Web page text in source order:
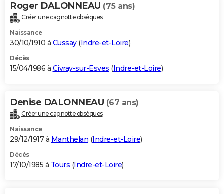
Roger DALONNEAU (75 ans)
Créer une cagnotte obsèques
Naissance
30/10/1910 à Cussay(Indre-et-Loire)
Décès
15/04/1986 à Civray-sur-Esves (Indre-et-Loire)
Denise DALONNEAU (67 ans)
Créer une cagnotte obsèques
Naissance
29/12/1917 à Manthelan (Indre-et-Loire)
Décès
17/10/1985 à Tours (Indre-et-Loire)